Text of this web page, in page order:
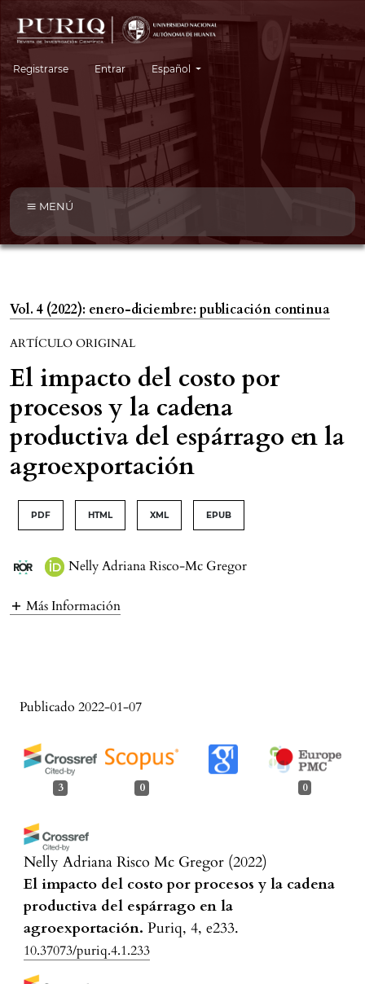
Registrarse Entrar Cambiar el idioma. El idioma actual es:
Español
MENÚ
Vol. 4 (2022): enero-diciembre: publicación continua
ARTÍCULO ORIGINAL
El impacto del costo por
procesos y la cadena
productiva del espárrago en la
agroexportación
PDF HTML XML EPUB
Nelly Adriana Risco-Mc Gregor
Más Información
Publicado 2022-01-07
3 0 0
Nelly Adriana Risco Mc Gregor (2022)
El impacto del costo por procesos y la cadena
productiva del espárrago en la
agroexportación. Puriq, 4, e233.
10.37073/puriq.4.1.233